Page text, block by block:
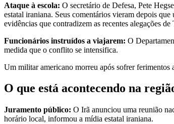
Ataque à escola: O secretário de Defesa, Pete
estatal iraniana. Seus comentários vieram depois
evidências que contradizem as recentes alegações
Funcionários instruídos a viajarem: O
medida que o conflito se intensifica.
Um militar americano morreu após sofrer ferimentos
O que está acontecendo na
Juramento público: O Irã anunciou uma reunião
horário local, informou a mídia estatal iraniana.